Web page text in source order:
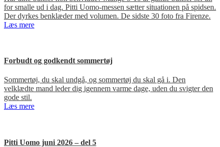
for smalle ud i dag. Pitti Uomo-messen sætter situationen på spidsen.
Der dyrkes benklæder med volumen. De sidste 30 foto fra Firenze.
Læs mere
Forbudt og godkendt sommertøj
Sommertøj, du skal undgå, og sommertøj du skal gå i. Den
velklædte mand leder dig igennem varme dage, uden du svigter den
gode stil.
Læs mere
Pitti Uomo juni 2026 – del 5